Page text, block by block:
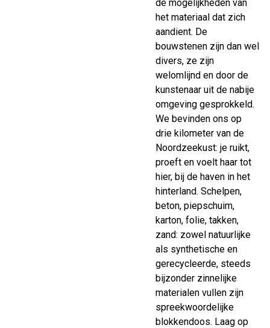
de mogelijkheden van
het materiaal dat zich
aandient. De
bouwstenen zijn dan wel
divers, ze zijn
welomlijnd en door de
kunstenaar uit de nabije
omgeving gesprokkeld.
We bevinden ons op
drie kilometer van de
Noordzeekust: je ruikt,
proeft en voelt haar tot
hier, bij de haven in het
hinterland. Schelpen,
beton, piepschuim,
karton, folie, takken,
zand: zowel natuurlijke
als synthetische en
gerecycleerde, steeds
bijzonder zinnelijke
materialen vullen zijn
spreekwoordelijke
blokkendoos. Laag op